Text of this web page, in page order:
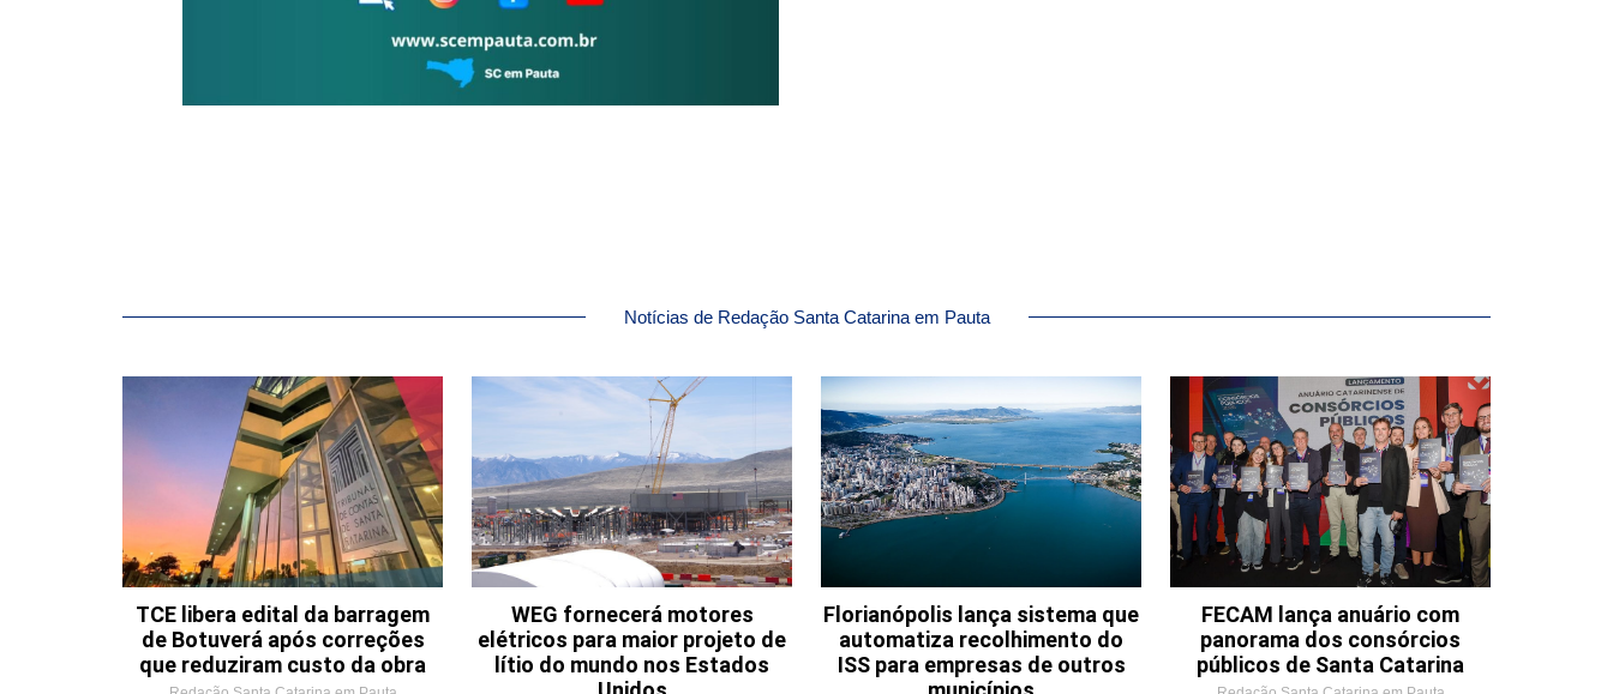
Notícias de Redação Santa Catarina em Pauta
TCE libera edital da barragem
de Botuverá após correções
que reduziram custo da obra
WEG fornecerá motores
elétricos para maior projeto de
lítio do mundo nos Estados
Florianópolis lança sistema que
automatiza recolhimento do
ISS para empresas de outros
FECAM lança anuário com
panorama dos consórcios
públicos de Santa Catarina